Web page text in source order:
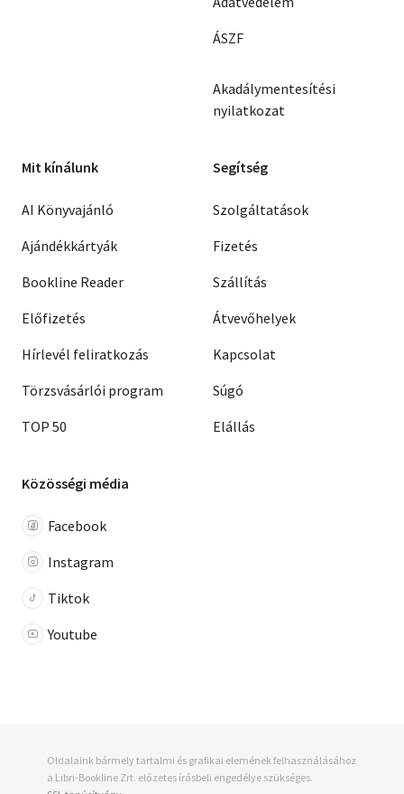
ÁSZF
Akadálymentesítési
nyilatkozat
Mit kínálunk
AI Könyvajánló
Ajándékkártyák
Bookline Reader
Előfizetés
Hírlevél feliratkozás
Törzsvásárlói program
TOP 50
Segítség
Szolgáltatások
Fizetés
Szállítás
Átvevőhelyek
Kapcsolat
Súgó
Elállás
Közösségi média
Facebook
Instagram
Tiktok
Youtube
Oldalaink bármely tartalmi és grafikai elemének felhasználásához
a Libri-Bookline Zrt. előzetes írásbeli engedélye szükséges.